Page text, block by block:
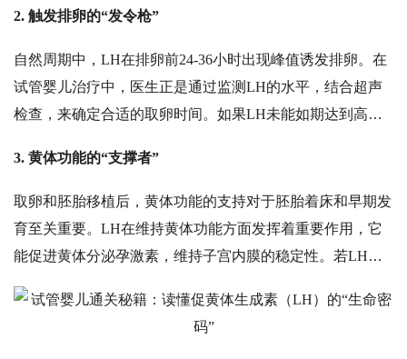
果。
2. 触发排卵的“发令枪”
自然周期中， LH在排卵前24-36小时出现峰值诱发排卵。在
试管婴儿治疗中，医生正是通过监测LH的水平，结合超声
检查，来确定合适的取卵时间。如果LH未能如期达到高
3. 黄体功能的“支撑者”
取卵和胚胎移植后，黄体功能的支持对于胚胎着床和早期发
育至关重要。 LH在维持黄体功能方面发挥着重要作用，它
能促进黄体分泌孕激素，维持子宫内膜的稳定性。若LH水
平异常，会影响黄体分泌能力，增加流产风险，这也是为何
移植后医生常会开具黄体支持药物的原因。